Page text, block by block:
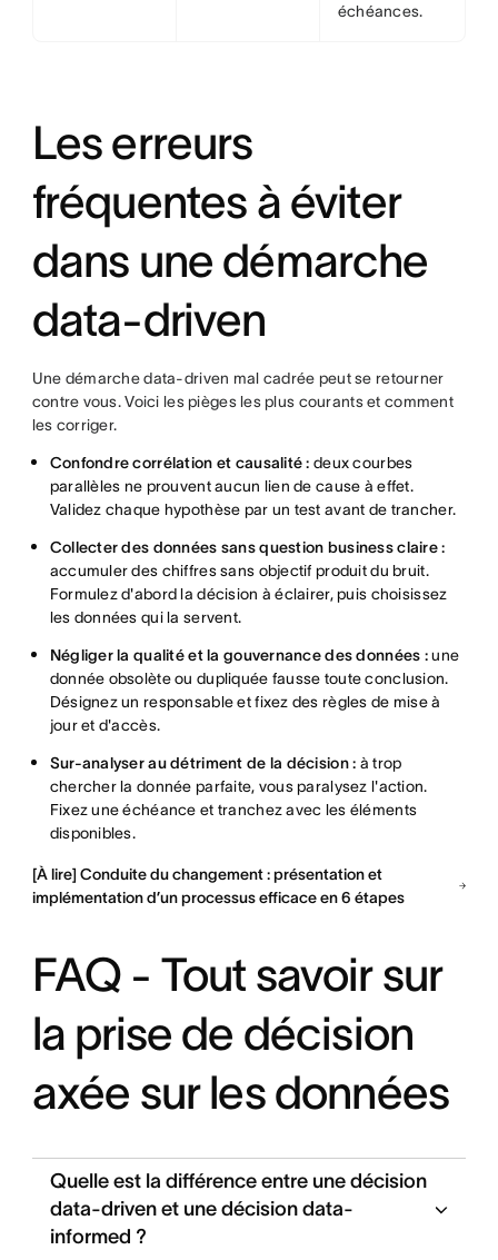
échéances.
Les erreurs
fréquentes à éviter
dans une démarche
data-driven
Une démarche data-driven mal cadrée peut se retourner
contre vous. Voici les pièges les plus courants et comment
les corriger.
Confondre corrélation et causalité : deux courbes
parallèles ne prouvent aucun lien de cause à effet.
Validez chaque hypothèse par un test avant de trancher.
Collecter des données sans question business claire :
accumuler des chiffres sans objectif produit du bruit.
Formulez d'abord la décision à éclairer, puis choisissez
les données qui la servent.
Négliger la qualité et la gouvernance des données :une
donnée obsolète ou dupliquée fausse toute conclusion.
Désignez un responsable et fixez des règles de mise à
jour et d'accès.
Sur-analyser au détriment de la décision : à trop
chercher la donnée parfaite, vous paralysez l'action.
Fixez une échéance et tranchez avec les éléments
disponibles.
[À lire] Conduite du changement : présentation et
implémentation d’un processus efficace en 6 étapes
FAQ - Tout savoir sur
la prise de décision
axée sur les données
Quelle est la différence entre une décision
data-driven et une décision data-
informed ?